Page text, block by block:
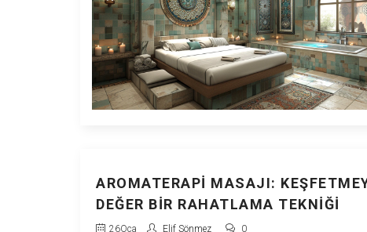
AROMATERAPI MASAJI:
DEĞER BIR RAHATLAMA TEKNIĞI
26Oca Elif Sönmez 0